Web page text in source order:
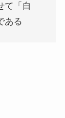
て「自
ある